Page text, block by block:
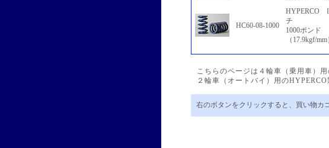
HC60-08-1000
HYPERCO
チ
1000ポンド
（17.9kgf/mm
こちらのページは４輪車（乗用車）
２輪車（オートバイ）用のHYPERCO
右のボタンをクリックすると、買い物カ